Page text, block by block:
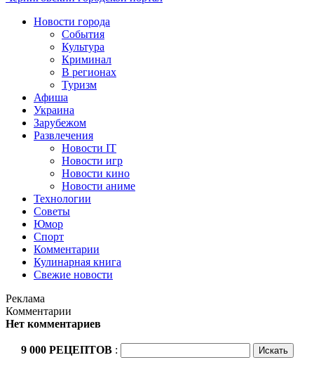
Новости города
События
Культура
Криминал
В регионах
Туризм
Афиша
Украина
Зарубежом
Развлечения
Новости IT
Новости игр
Новости кино
Новости аниме
Технологии
Советы
Юмор
Спорт
Комментарии
Кулинарная книга
Свежие новости
Реклама
Комментарии
Нет комментариев
9 000 РЕЦЕПТОВ :